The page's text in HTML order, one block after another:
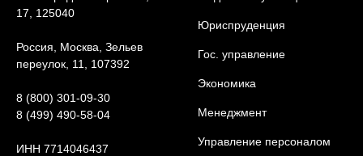
17, 125040
Россия, Москва, Зельев
переулок, 11, 107392
8 (800) 301-09-30
8 (499) 490-58-04
ИНН 7714046437
Юриcпруденция
Гос. управление
Экономика
Менеджмент
Управление персоналом